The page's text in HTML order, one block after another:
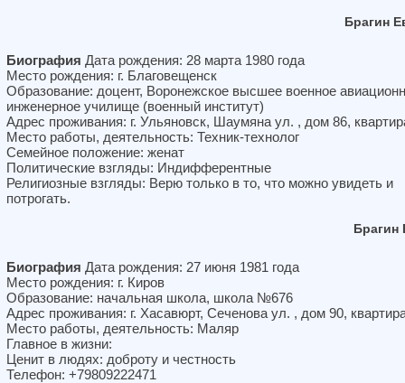
Брагин
Биография Дата рождения: 28 марта 1980 года
Место рождения: г. Благовещенск
Образование: доцент, Воронежское высшее военное
инженерное училище (военный институт)
Адрес проживания: г. Ульяновск, Шаумяна ул. , дом 86,
Место работы, деятельность: Техник-технолог
Семейное положение: женат
Политические взгляды: Индифферентные
Религиозные взгляды: Верю только в то, что можно увидеть и
потрогать.
Брагин
Биография Дата рождения: 27 июня 1981 года
Место рождения: г. Киров
Образование: начальная школа, школа №676
Адрес проживания: г. Хасавюрт, Сеченова ул. , дом 90,
Место работы, деятельность: Маляр
Главное в жизни:
Ценит в людях: доброту и честность
Телефон: +79809222471